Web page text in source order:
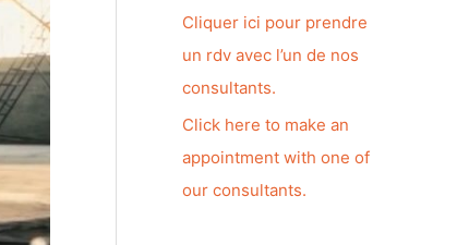
c
h
e
r
Cliquer ici pour prendre
un rdv avec l’un de nos
consultants.
Click here to make an
appointment with one of
our consultants.